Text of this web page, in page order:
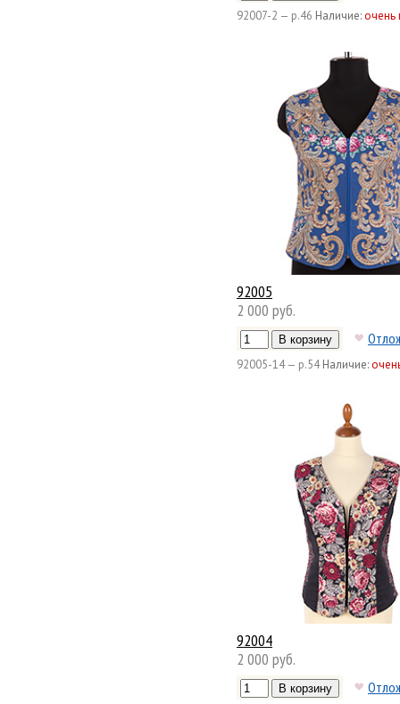
92007-2 — р.46 Наличие:очень
92005
2 000 руб.
92005-14 — р.54 Наличие:
92004
2 000 руб.